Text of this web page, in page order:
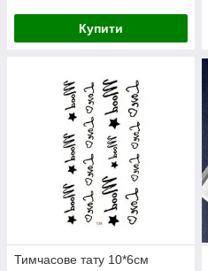
Купити
Тимчасове тату 10*6см